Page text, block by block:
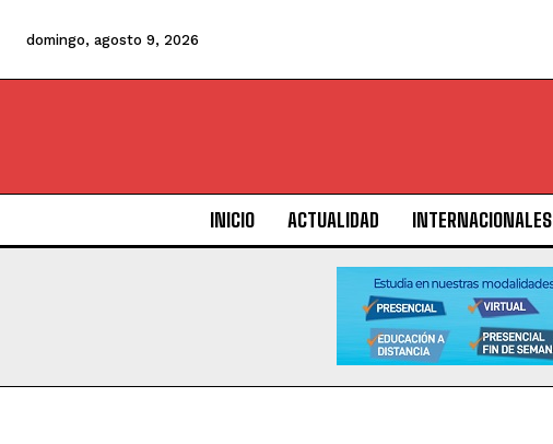
domingo, agosto 9, 2026
INICIO ACTUALIDAD INTERNACIONALES